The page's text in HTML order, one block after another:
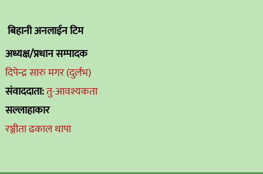
बिहानी अनलाईन टिम
अध्यक्ष/प्रधान सम्पादक
दिपेन्द्र सारु मगर (दुर्लभ)
संवाददाता:तु-आवश्यकता
सल्लाहाकार
रञ्जीता ढकाल थापा